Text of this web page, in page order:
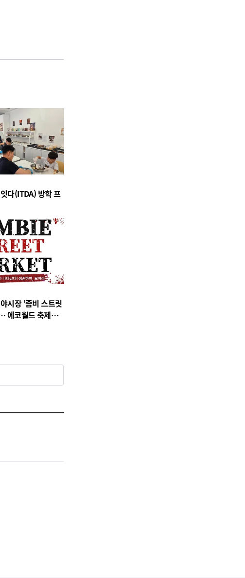
다(ITDA) 방학 프
시장 ‘좀비 스트릿
에코월드 축제와